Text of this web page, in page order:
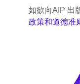
如欲向AIP 出
政策和道德准